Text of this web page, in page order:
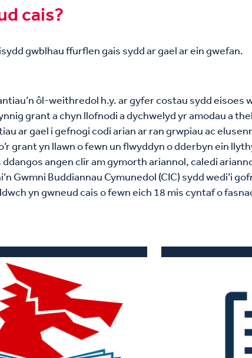
cais?
gwblhau ffurflen gais sydd ar gael ar ein gwefan.
ôl-weithredol h.y. ar gyfer costau sydd eisoes
grant a chyn llofnodi a dychwelyd yr amodau a
ar gael i gefnogi codi arian ar ran grwpiau ac
grant yn llawn o fewn un flwyddyn o dderbyn ein
ddangos angen clir am gymorth ariannol, caledi
Gwmni Buddiannau Cymunedol (CIC) sydd wedi’i
yn gwneud cais o fewn eich 18 mis cyntaf o